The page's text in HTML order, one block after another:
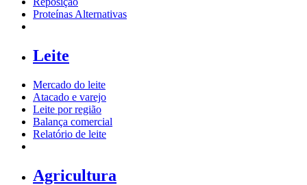
Proteínas Alternativas
Leite
Mercado do leite
Atacado e varejo
Leite por região
Balança comercial
Relatório de leite
Agricultura